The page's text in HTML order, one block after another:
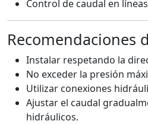
Control de caudal en
Recomendaciones
Instalar respetando la
No exceder la presión
Utilizar conexiones
Ajustar el caudal
hidráulicos.